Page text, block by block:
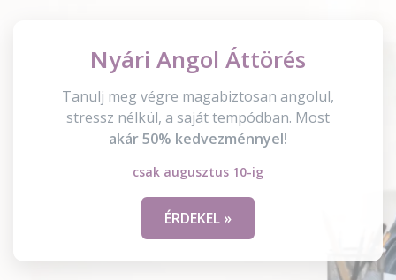
Nyári Angol Áttörés
Tanulj meg végre magabiztosan angolul,
stressz nélkül, a saját tempódban. Most
akár 50% kedvezménnyel!
csak augusztus 10-ig
ÉRDEKEL »